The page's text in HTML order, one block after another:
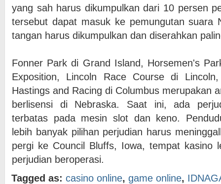
yang sah harus dikumpulkan dari 10 persen
tersebut dapat masuk ke pemungutan suara
tangan harus dikumpulkan dan diserahkan
Fonner Park di Grand Island, Horsemen's
Exposition, Lincoln Race Course di
Hastings and Racing di Columbus merupakan
berlisensi di Nebraska. Saat ini, ada
terbatas pada mesin slot dan keno.
lebih banyak pilihan perjudian harus
pergi ke Council Bluffs, Iowa, tempat kasino
perjudian beroperasi.
Tagged as: casino online, game online,